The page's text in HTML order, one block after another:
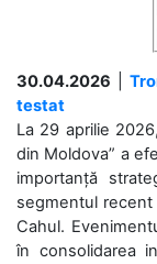
30.04.2026 |
testat
La 29 aprilie
din Moldova” a
importanță
segmentul recent
Cahul.
în consolidarea